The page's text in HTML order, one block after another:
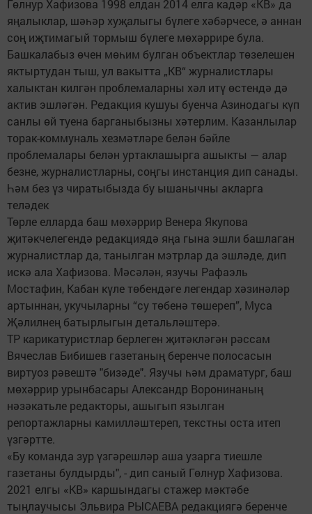
Гөлнур Хафизова 1998 елдан 2014 елга кадәр «КВ» да
яңалыклар, шәһәр хуҗалыгы бүлеге хәбәрчесе, ә аннан
соң иҗтимагый тормыш бүлеге мөхәррире була.
Башкалабыз өчен мөһим булган объектлар төзелешен
яктыртудан тыш, ул вакытта „КВ“ журналистлары
халыктан килгән проблемаларны хәл итү өстендә дә
актив эшләгән. Редакция кушуы буенча Азинодагы күп
санлы өй туена барганыбызны хәтерлим. Казанлылар
торак-коммуналь хезмәтләре белән бәйле
проблемалары белән уртаклашырга ашыкты — алар
безне, журналистларны, соңгы инстанция дип санады.
Һәм без үз чиратыбызда бу ышанычны акларга
теләдек
Төрле елларда баш мөхәррир Венера Якупова
җитәкчелегендә редакциядә яңа гына эшли башлаган
журналистлар да, танылган мэтрлар да эшләде, дип
искә ала Хафизова. Мәсәлән, язучы Рафаэль
Мостафин, Кабан күле төбендәге легендар хәзинәләр
артыннан, укучыларны “су төбенә төшереп”, Муса
Җәлилнең батырлыгын детальләштерә.
ТР карикатуристлар берлеген җитәкләгән рәссам
Вячеслав Бибишев газетаның беренче полосасын
виртуоз рәвештә "бизәде". Язучы һәм драматург, баш
мөхәррир урынбасары Александр Воронинаның
нәзәкатьле редакторы, ашыгып язылган
репортажларны камилләштереп, текстны оста итеп
үзгәртте.
«Бу команда зур үзгәрешләр аша узарга тиешле
газетаны булдырды", - дип саный Гөлнур Хафизова.
2021 елгы «КВ» каршындагы стажер мәктәбе
тыңлаучысы Эльвира РЫСАЕВА редакциягә беренче